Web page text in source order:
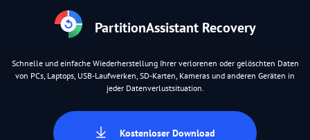
PartitionAssistant Recovery
Schnelle und einfache Wiederherstellung Ihrer verlorenen oder gelöschten Daten
von PCs, Laptops, USB-Laufwerken, SD-Karten, Kameras und anderen Geräten in
jeder Datenverlustsituation.
Kostenloser Download